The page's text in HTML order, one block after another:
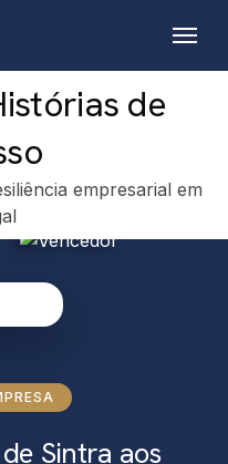
Menu
de
empresarial em
Sintra aos